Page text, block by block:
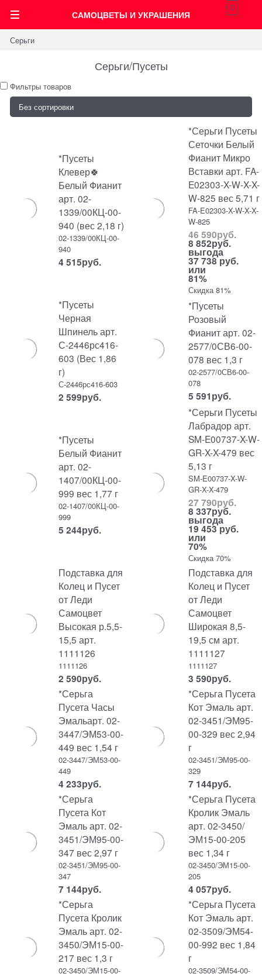
САМОЦВЕТЫ И УКРАШЕНИЯ
0
Серьги
Серьги/Пусеты
Фильтры товаров
*Пусеты
Клевер🍀
Белый Фианит
арт. 02-
1339/00КЦ-00-
940 (вес 2,18 г)
02-1339/00КЦ-00-
940
4 515руб.
*Серьги Пусеты
Сеточки Белый
Фианит Микро
Вставки арт. FA-
E02303-X-W-X-X-
W-825 вес 5,71 г
FA-E02303-X-W-X-X-
W-825
46 590руб.
8 852руб.
выгода
37 738 руб.
или
81%
Скидка 81%
*Пусеты
Черная
Шпинель арт.
С-2446рс416-
603 (Вес 1,86
г)
С-2446рс416-603
2 599руб.
*Пусеты
Розовый
Фианит арт. 02-
2577/0СВ6-00-
078 вес 1,3 г
02-2577/0СВ6-00-
078
5 591руб.
*Пусеты
Белый Фианит
арт. 02-
1407/00КЦ-00-
999 вес 1,77 г
02-1407/00КЦ-00-
999
5 244руб.
*Серьги Пусеты
Лабрадор арт.
SM-E00737-X-W-
GR-X-X-479 вес
5,13 г
SM-E00737-X-W-
GR-X-X-479
27 790руб.
8 337руб.
выгода
19 453 руб.
или
70%
Скидка 70%
Подставка для
Колец и Пусет
от Леди
Самоцвет
Высокая р.5,5-
15,5 арт.
1111126
1111126
2 590руб.
Подставка для
Колец и Пусет
от Леди
Самоцвет
Широкая 8,5-
19,5 см арт.
1111127
1111127
3 590руб.
*Серьга
Пусета Часы
Эмальарт. 02-
3447/ЭМ53-00-
449 вес 1,54 г
02-3447/ЭМ53-00-
449
4 233руб.
*Серьга Пусета
Кот Эмаль арт.
02-3451/ЭМ95-
00-329 вес 2,94
г
02-3451/ЭМ95-00-
329
7 144руб.
*Серьга
Пусета Кот
Эмаль арт. 02-
3451/ЭМ95-00-
347 вес 2,97 г
02-3451/ЭМ95-00-
347
7 144руб.
*Серьга Пусета
Кролик Эмаль
арт. 02-3450/
ЭМ15-00-205
вес 1,34 г
02-3450/ЭМ15-00-
205
4 057руб.
*Серьга
Пусета Кролик
Эмаль арт. 02-
3450/ЭМ15-00-
217 вес 1,3 г
02-3450/ЭМ15-00-
*Серьга Пусета
Кот Эмаль арт.
02-3509/ЭМ54-
00-992 вес 1,84
г
02-3509/ЭМ54-00-